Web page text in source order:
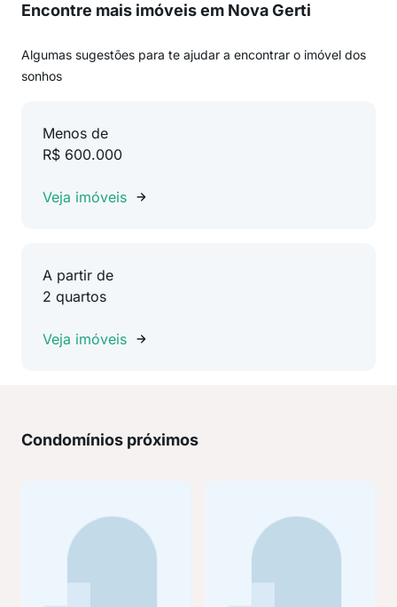
Encontre mais imóveis em Nova Gerti
Algumas sugestões para te ajudar a encontrar o imóvel dos
sonhos
Menos de
R$ 600.000
Veja imóveis
A partir de
2 quartos
Veja imóveis
Condomínios próximos